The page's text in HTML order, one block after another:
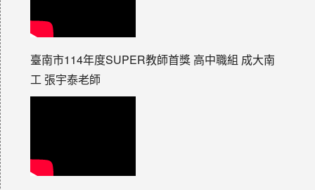
臺南市114年度SUPER教師首獎 高中職組 成大南
工 張宇泰老師